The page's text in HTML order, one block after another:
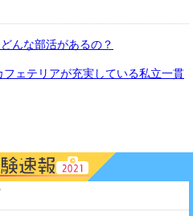
んな部活があるの？
ェテリアが充実している私立一貫